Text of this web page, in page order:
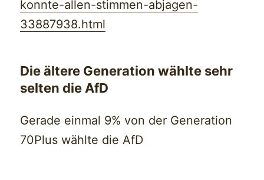
konnte-allen-stimmen-abjagen-
33887938.html
Die ältere Generation wählte sehr
selten die AfD
Gerade einmal 9% von der Generation
70Plus wählte die AfD